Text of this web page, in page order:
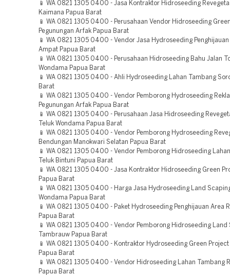
📱 WA 0821 1305 0400 - Jasa Kontraktor Hidroseeding
Kaimana Papua Barat
📱 WA 0821 1305 0400 - Perusahaan Vendor Hidroseeding
Pegunungan Arfak Papua Barat
📱 WA 0821 1305 0400 - Vendor Jasa Hydroseeding Penghijauan
Ampat Papua Barat
📱 WA 0821 1305 0400 - Perusahaan Hidroseeding Bahu Jalan
Wondama Papua Barat
📱 WA 0821 1305 0400 - Ahli Hydroseeding Lahan Tambang
Barat
📱 WA 0821 1305 0400 - Vendor Pemborong Hydroseeding
Pegunungan Arfak Papua Barat
📱 WA 0821 1305 0400 - Perusahaan Jasa Hidroseeding
Teluk Wondama Papua Barat
📱 WA 0821 1305 0400 - Vendor Pemborong Hydroseeding
Bendungan Manokwari Selatan Papua Barat
📱 WA 0821 1305 0400 - Vendor Pemborong Hidroseeding
Teluk Bintuni Papua Barat
📱 WA 0821 1305 0400 - Jasa Kontraktor Hidroseeding Green
Papua Barat
📱 WA 0821 1305 0400 - Harga Jasa Hydroseeding Land
Wondama Papua Barat
📱 WA 0821 1305 0400 - Paket Hydroseeding Penghijauan Area
Papua Barat
📱 WA 0821 1305 0400 - Vendor Pemborong Hidroseeding Land
Tambrauw Papua Barat
📱 WA 0821 1305 0400 - Kontraktor Hydroseeding Green Project
Papua Barat
📱 WA 0821 1305 0400 - Vendor Hidroseeding Lahan Tambang
Papua Barat